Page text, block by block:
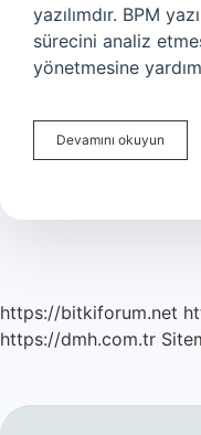
yazılımdır. BPM
sürecini analiz
yönetmesine
Devamını okuyun
Bpm
https://bitkiforum.net
https://dmh.com.tr